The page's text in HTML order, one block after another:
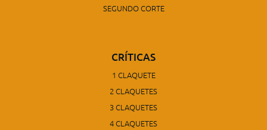
SEGUNDO CORTE
CRÍTICAS
1 CLAQUETE
2 CLAQUETES
3 CLAQUETES
4 CLAQUETES